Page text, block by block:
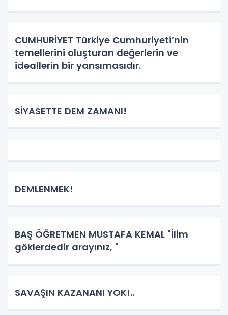
CUMHURİYET Türkiye Cumhuriyeti’nin
temellerini oluşturan değerlerin ve
ideallerin bir yansımasıdır.
SİYASETTE DEM ZAMANI!
DEMLENMEK!
BAŞ ÖĞRETMEN MUSTAFA KEMAL "İlim
göklerdedir arayınız, "
SAVAŞIN KAZANANI YOK!..